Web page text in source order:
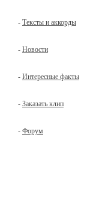
- Тексты и аккорды
- Новости
- Интересные факты
- Заказать клип
- Форум